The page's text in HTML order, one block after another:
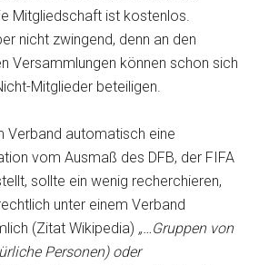
Mitgliedschaft ist kostenlos.
nicht zwingend, denn an den
Versammlungen können schon sich
Mitglieder beteiligen.
Verband automatisch eine
vom Ausmaß des DFB, der FIFA
sollte ein wenig recherchieren,
unter einem Verband
(Zitat Wikipedia) „…Gruppen von
Personen) oder